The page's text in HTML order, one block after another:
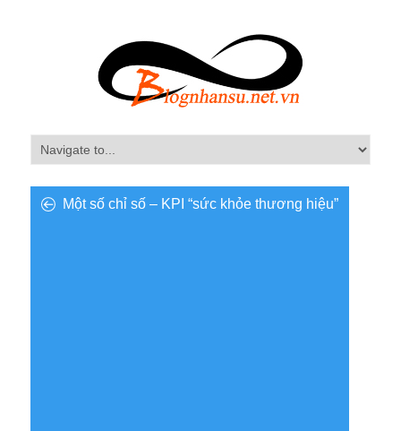
Một số chỉ số – KPI “sức khỏe thương hiệu”